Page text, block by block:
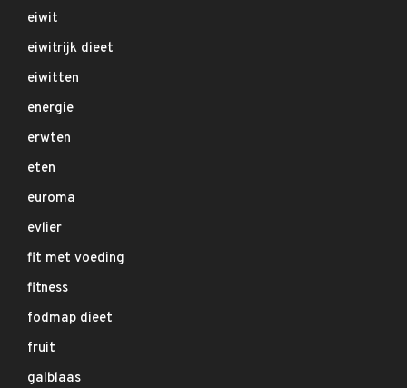
eiwit
eiwitrijk dieet
eiwitten
energie
erwten
eten
euroma
evlier
fit met voeding
fitness
fodmap dieet
fruit
galblaas